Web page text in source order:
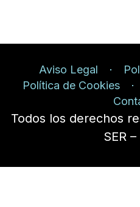
Aviso Legal
Política de Cookies
Todos los derechos
SER